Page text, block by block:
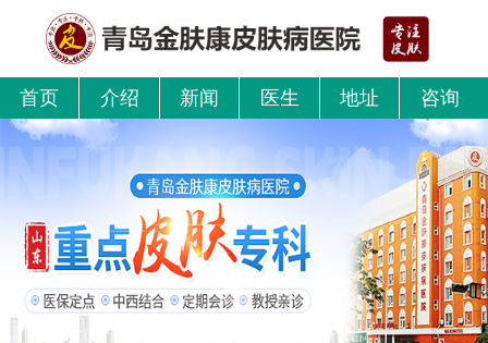
首页 介绍 新闻 医生 地址 咨询